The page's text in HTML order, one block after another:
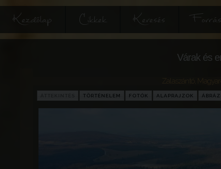
Kezdőlap Cikkek Keresés
Várak és
Zalaszántó
TÖRTÉNELEM FOTÓK ALAPRAJZOK